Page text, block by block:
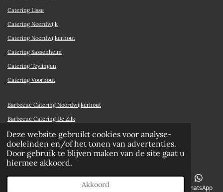
Deze website gebruikt cookies voor analyse-
doeleinden en/of het tonen van advertenties.
Door gebruik te blijven maken van de site gaat u
hiermee akkoord.
Akkoord
Catering Lisse
Catering Noordwijk
Catering Noordwijkerhout
Catering Sassenheim
Catering Teylingen
Catering Voorhout
Barbecue Catering Noordwijkerhout
Barbecue Catering De Zilk
Barbecue Catering Noordwijk
Barbecue Catering Voorhout
Barbecue Catering Sassenheim
Barbecue Catering Lisse
Telefoonnummer WhatsApp